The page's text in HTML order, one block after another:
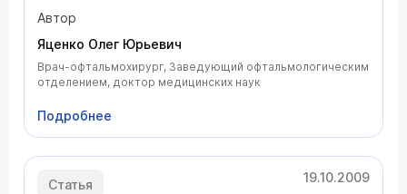
неблагоприятных последствий рассказывает врач-
офтальмолог, доктор медицинских наук Яценко
Олег Юрьевич
Автор
Яценко Олег Юрьевич
Врач-офтальмохирург, Заведующий офтальмологическим
отделением, доктор медицинских наук
Подробнее
Статья 19.10.2009